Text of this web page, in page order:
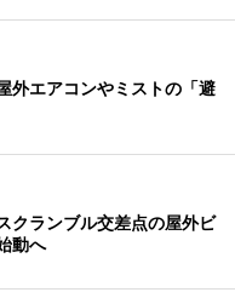
外エアコンやミストの「避
クランブル交差点の屋外ビ
動へ